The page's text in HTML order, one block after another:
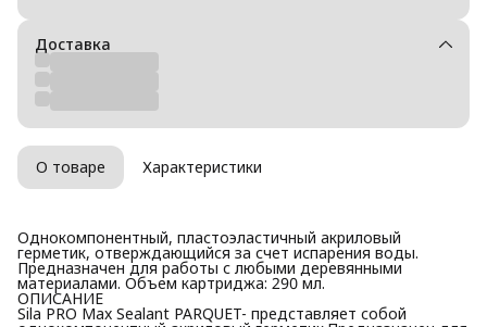
Доставка
О товаре Характеристики
Однокомпонентный, пластоэластичный акриловый
герметик, отверждающийся за счет испарения воды.
Предназначен для работы с любыми деревянными
материалами. Объем картриджа: 290 мл.
ОПИСАНИЕ
Sila PRO Max Sealant PARQUET- представляет собой